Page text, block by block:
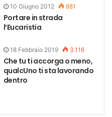
10 Giugno 2012 881
Portare in strada
l’Eucaristia
18 Febbraio 2019 3.116
Che tu ti accorga o meno,
qualcUno ti sta lavorando
dentro